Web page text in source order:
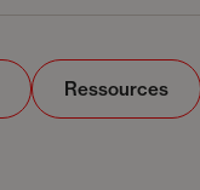
Ressources